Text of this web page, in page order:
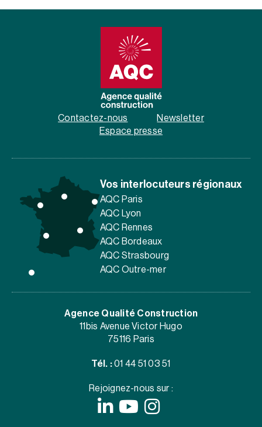
Contactez-nous
Newsletter
Espace presse
Vos interlocuteurs régionaux
AQC Paris
AQC Lyon
AQC Rennes
AQC Bordeaux
AQC Strasbourg
AQC Outre-mer
Agence Qualité Construction
11bis Avenue Victor Hugo
75116 Paris
Tél. : 01 44 51 03 51
Rejoignez-nous sur :